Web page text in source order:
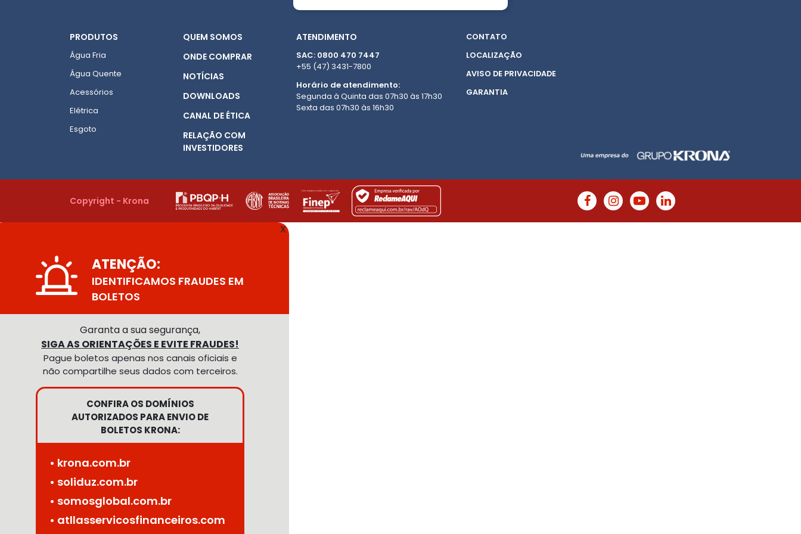
PRODUTOS
Água Fria
Água Quente
Acessórios
Elétrica
Esgoto
QUEM SOMOS
ONDE COMPRAR
NOTÍCIAS
DOWNLOADS
CANAL DE ÉTICA
RELAÇÃO COM
INVESTIDORES
ATENDIMENTO
SAC: 0800 470 7447
+55 (47) 3431-7800
Horário de atendimento:
Segunda à Quinta das 07h30 às 17h30
Sexta das 07h30 às 16h30
CONTATO
LOCALIZAÇÃO
AVISO DE PRIVACIDADE
GARANTIA
Copyright - Krona
X
ATENÇÃO:
IDENTIFICAMOS FRAUDES EM
BOLETOS
Garanta a sua segurança,
SIGA AS ORIENTAÇÕES E EVITE FRAUDES!
Pague boletos apenas nos canais oficiais e
não compartilhe seus dados com terceiros.
CONFIRA OS DOMÍNIOS
AUTORIZADOS PARA ENVIO DE
BOLETOS KRONA:
• krona.com.br
• soliduz.com.br
• somosglobal.com.br
• atllasservicosfinanceiros.com